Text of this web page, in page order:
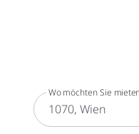
Wo möchten Sie